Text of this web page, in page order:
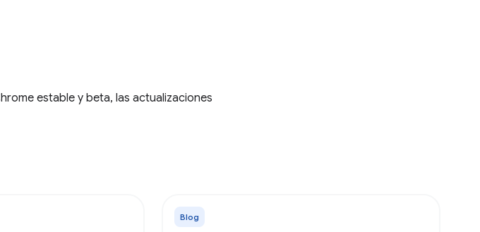
estable y beta, las actualizaciones
Blog